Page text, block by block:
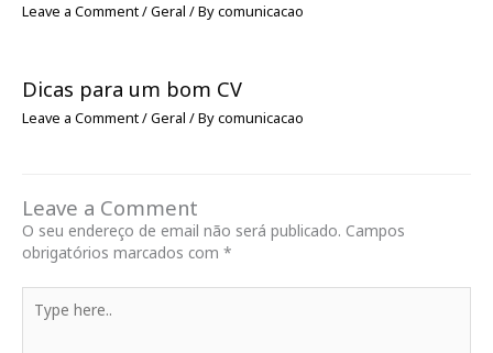
Leave a Comment/Geral / Bycomunicacao
Dicas para um bom CV
Leave a Comment/Geral / Bycomunicacao
Leave a Comment
O seu endereço de email não será publicado. Campos
obrigatórios marcados com *
here..